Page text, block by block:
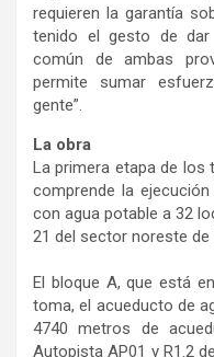
requieren la garantía
tenido el gesto de
común de ambas
permite sumar
gente”.
La obra
La primera etapa de los
comprende la
con agua potable a 32
21 del sector noreste de
El bloque A, que está
toma, el acueducto de
4740 metros de
Autopista AP01 y R1.2